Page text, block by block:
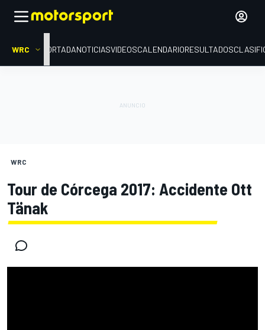
WRC PORTADANOTICIASVIDEOSCALENDARIORESULTADOS
WRC
Tour de Córcega 2017: Accidente Ott
Tänak